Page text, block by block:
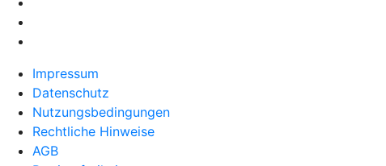
Impressum
Datenschutz
Nutzungsbedingungen
Rechtliche Hinweise
AGB